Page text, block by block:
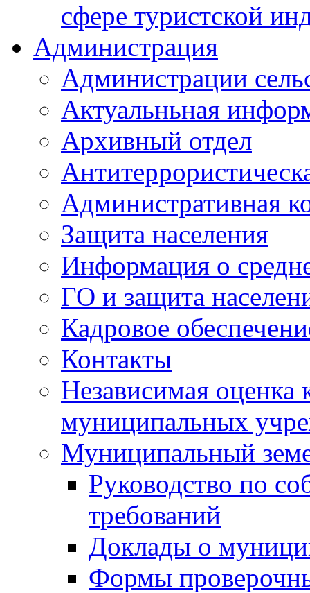
сфере туристской
Администрация
Администрации
Актуальньная
Архивный отдел
Административная
Защита населения
Информация о
ГО и защита
Кадровое
Контакты
Независимая оценка
муниципальных
Муниципальный
Руководство по
требований
Доклады о
Формы